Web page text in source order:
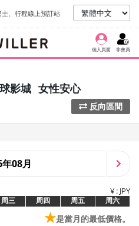
士、行程線上預訂站
個人頁面 非會員
影城 女性安心
反向區間
08月
¥ : JPY
周三 周四 周五 周六
★是當月的最低價格。